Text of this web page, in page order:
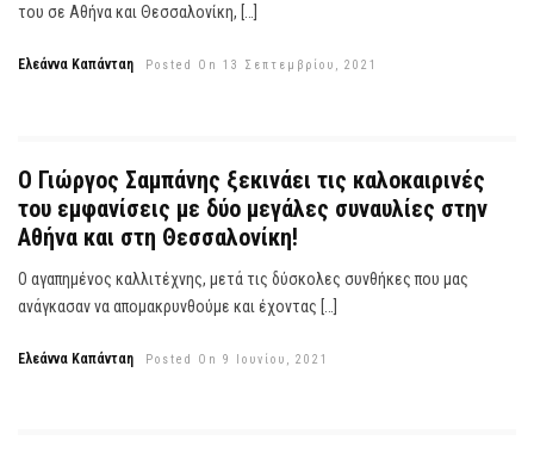
του σε Αθήνα και Θεσσαλονίκη, […]
Ελεάννα Καπάνταη Posted On 13 Σεπτεμβρίου, 2021
Ο Γιώργος Σαμπάνης ξεκινάει τις καλοκαιρινές
του εμφανίσεις με δύο μεγάλες συναυλίες στην
Αθήνα και στη Θεσσαλονίκη!
Ο αγαπημένος καλλιτέχνης, μετά τις δύσκολες συνθήκες που μας
ανάγκασαν να απομακρυνθούμε και έχοντας […]
Ελεάννα Καπάνταη Posted On 9 Ιουνίου, 2021